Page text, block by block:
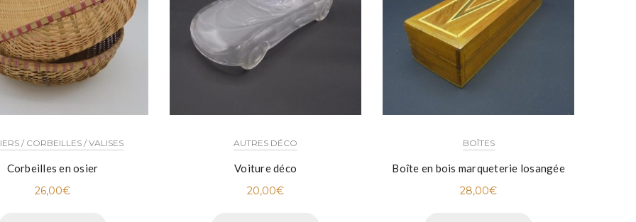
/ CORBEILLES / VALISES
Corbeilles en osier
26,00€
AUTRES DÉCO
Voiture déco
20,00€
BOÎTES
Boîte en bois marqueterie losangée
28,00€